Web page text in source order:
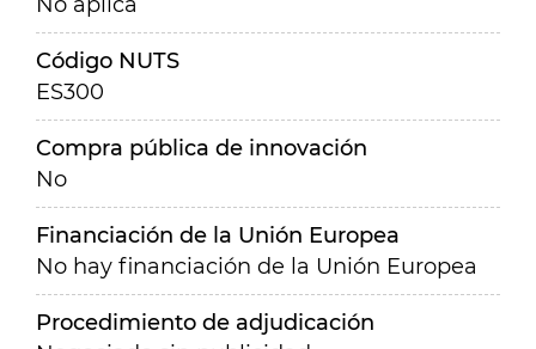
Código NUTS
ES300
Compra pública de innovación
No
Financiación de la Unión Europea
No hay financiación de la Unión Europea
Procedimiento de adjudicación